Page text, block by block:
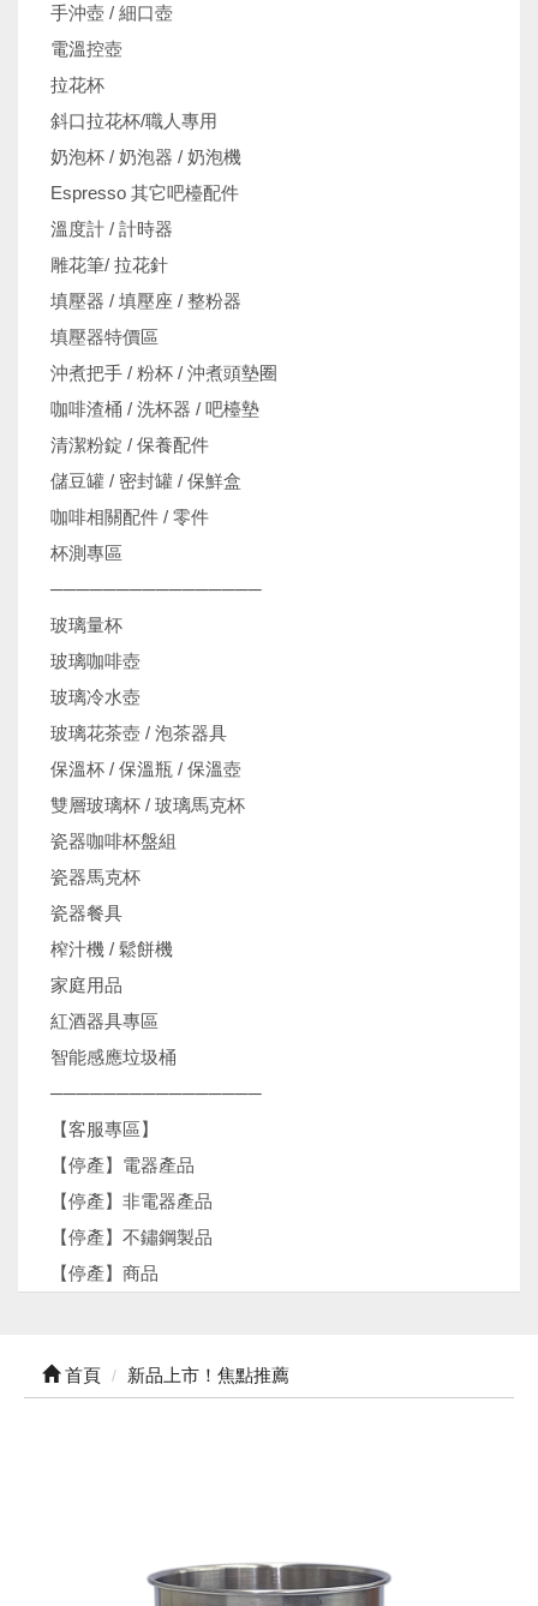
手沖壺 / 細口壺
電溫控壺
拉花杯
斜口拉花杯/職人專用
奶泡杯 / 奶泡器 / 奶泡機
Espresso 其它吧檯配件
溫度計 / 計時器
雕花筆/ 拉花針
填壓器 / 填壓座 / 整粉器
填壓器特價區
沖煮把手 / 粉杯 / 沖煮頭墊圈
咖啡渣桶 / 洗杯器 / 吧檯墊
清潔粉錠 / 保養配件
儲豆罐 / 密封罐 / 保鮮盒
咖啡相關配件 / 零件
杯測專區
────────────────
玻璃量杯
玻璃咖啡壺
玻璃冷水壺
玻璃花茶壺 / 泡茶器具
保溫杯 / 保溫瓶 / 保溫壺
雙層玻璃杯 / 玻璃馬克杯
瓷器咖啡杯盤組
瓷器馬克杯
瓷器餐具
榨汁機 / 鬆餅機
家庭用品
紅酒器具專區
智能感應垃圾桶
────────────────
【客服專區】
【停產】電器產品
【停產】非電器產品
【停產】不鏽鋼製品
【停產】商品
首頁 新品上市！焦點推薦